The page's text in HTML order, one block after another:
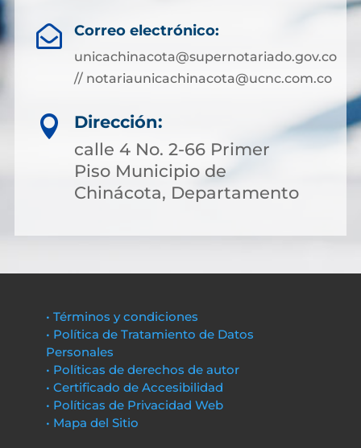
 Correo electrónico:
unicachinacota@supernotariado.gov.co
// notariaunicachinacota@ucnc.com.co

Dirección:
calle 4 No. 2-66 Primer
Piso Municipio de
Chinácota, Departamento
• Términos y condiciones
• Política de Tratamiento de Datos
Personales
• Políticas de derechos de autor
• Certificado de Accesibilidad
• Políticas de Privacidad Web
• Mapa del Sitio